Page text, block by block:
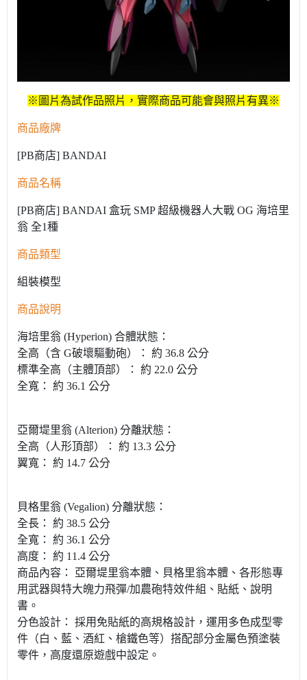
※圖片為試作品照片，實際商品可能會與照片有異※
商品廠牌
[PB商店] BANDAI
商品名稱
[PB商店] BANDAI 盒玩 SMP 超級機器人大戰 OG 海培里
翁 全1種
商品類型
組裝模型
商品說明
海培里翁 (Hyperion) 合體狀態：
全高（含 G破壞驅動砲）： 約 36.8 公分
標準全高（主體頂部）： 約 22.0 公分
全寬： 約 36.1 公分
亞爾堤里翁 (Alterion) 分離狀態：
全高（人形頂部）： 約 13.3 公分
翼寬： 約 14.7 公分
貝格里翁 (Vegalion) 分離狀態：
全長： 約 38.5 公分
全寬： 約 36.1 公分
高度： 約 11.4 公分
商品內容： 亞爾堤里翁本體、貝格里翁本體、各形態專
用武器與特大魄力飛彈/加農砲特效件組、貼紙、說明
書。
分色設計： 採用免貼紙的高規格設計，運用多色成型零
件（白、藍、酒紅、槍鐵色等）搭配部分金屬色預塗裝
零件，高度還原遊戲中設定。